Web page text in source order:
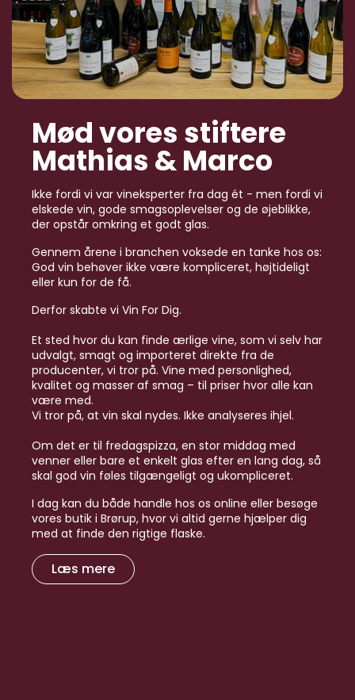
Mød vores stiftere
Mathias & Marco
Ikke fordi vi var vineksperter fra dag ét - men fordi vi
elskede vin, gode smagsoplevelser og de øjeblikke,
der opstår omkring et godt glas.
Gennem årene i branchen voksede en tanke hos os:
God vin behøver ikke være kompliceret, højtideligt
eller kun for de få.
Derfor skabte vi Vin For Dig.
Et sted hvor du kan finde ærlige vine, som vi selv har
udvalgt, smagt og importeret direkte fra de
producenter, vi tror på. Vine med personlighed,
kvalitet og masser af smag – til priser hvor alle kan
være med.
Vi tror på, at vin skal nydes. Ikke analyseres ihjel.
Om det er til fredagspizza, en stor middag med
venner eller bare et enkelt glas efter en lang dag, så
skal god vin føles tilgængeligt og ukompliceret.
I dag kan du både handle hos os online eller besøge
vores butik i Brørup, hvor vi altid gerne hjælper dig
med at finde den rigtige flaske.
Læs mere